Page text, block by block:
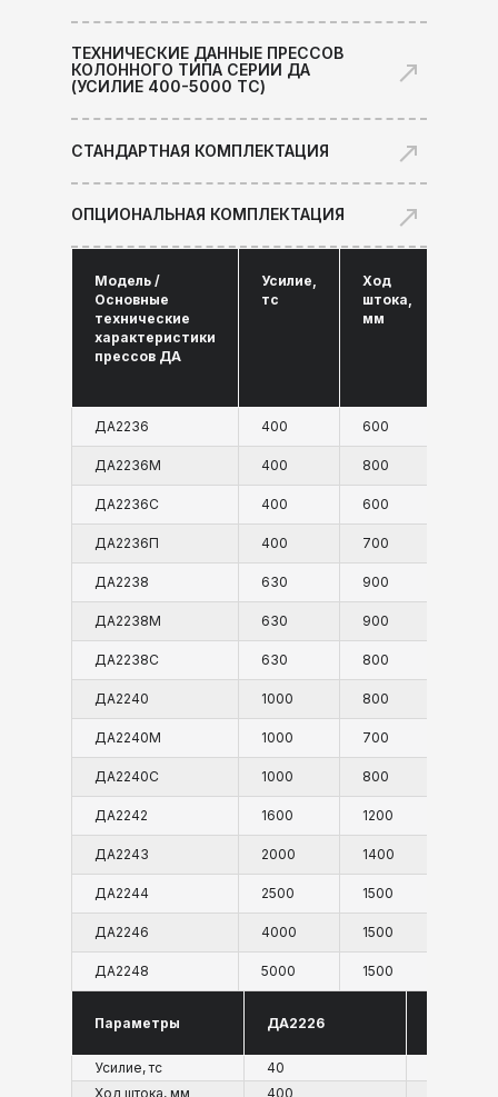
ТЕХНИЧЕСКИЕ ДАННЫЕ ПРЕССОВ
КОЛОННОГО ТИПА СЕРИИ ДА
(УСИЛИЕ 400-5000 ТС)
СТАНДАРТНАЯ КОМПЛЕКТАЦИЯ
ОПЦИОНАЛЬНАЯ КОМПЛЕКТАЦИЯ
Модель /
Основные
технические
характеристики
прессов ДА
Усилие,
тс
Ход
штока,
мм
ДА2236 400 600
ДА2236М 400 800
ДА2236С 400 600
ДА2236П 400 700
ДА2238 630 900
ДА2238М 630 900
ДА2238С 630 800
ДА2240 1000 800
ДА2240М 1000 700
ДА2240С 1000 800
ДА2242 1600 1200
ДА2243 2000 1400
ДА2244 2500 1500
ДА2246 4000 1500
ДА2248 5000 1500
Параметры ДА2226
Усилие, тс 40
Ход штока, мм
400
ГИДРАВЛИЧЕСКИЙ КОЛОННЫЙ
ПРЕСС ГЕФЕСТ1600К, АНАЛОГ
ДА2242